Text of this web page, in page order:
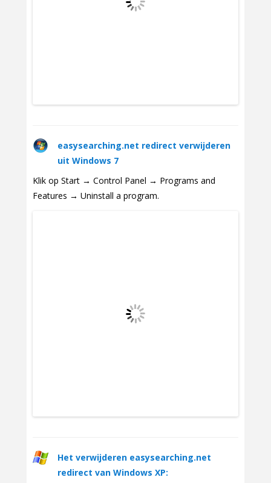
easysearching.net redirect verwijderen
uit Windows 7
Klik op Start → Control Panel → Programs and
Features → Uninstall a program.
Het verwijderen easysearching.net
redirect van Windows XP: